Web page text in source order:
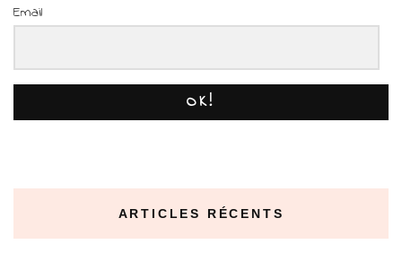
Email
OK!
ARTICLES RÉCENTS